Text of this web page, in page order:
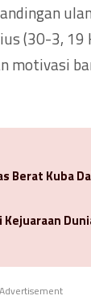
(30-3, 19
motivasi
Berat Kuba
Advertisement